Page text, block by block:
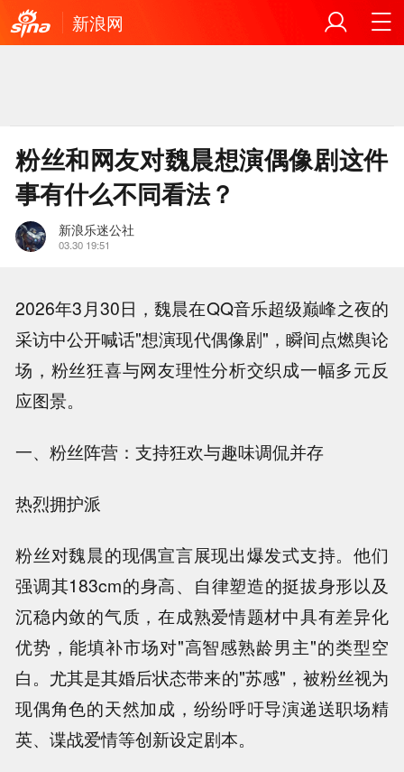
新浪网
粉丝和网友对魏晨想演偶像剧这件
事有什么不同看法？
新浪乐迷公社
03.30 19:51
2026年3月30日，魏晨在QQ音乐超级巅峰之夜的
采访中公开喊话"想演现代偶像剧"，瞬间点燃舆论
场，粉丝狂喜与网友理性分析交织成一幅多元反
应图景。
一、粉丝阵营：支持狂欢与趣味调侃并存
热烈拥护派
粉丝对魏晨的现偶宣言展现出爆发式支持。他们
强调其183cm的身高、自律塑造的挺拔身形以及
沉稳内敛的气质，在成熟爱情题材中具有差异化
优势，能填补市场对"高智感熟龄男主"的类型空
白。尤其是其婚后状态带来的"苏感"，被粉丝视为
现偶角色的天然加成，纷纷呼吁导演递送职场精
英、谍战爱情等创新设定剧本。